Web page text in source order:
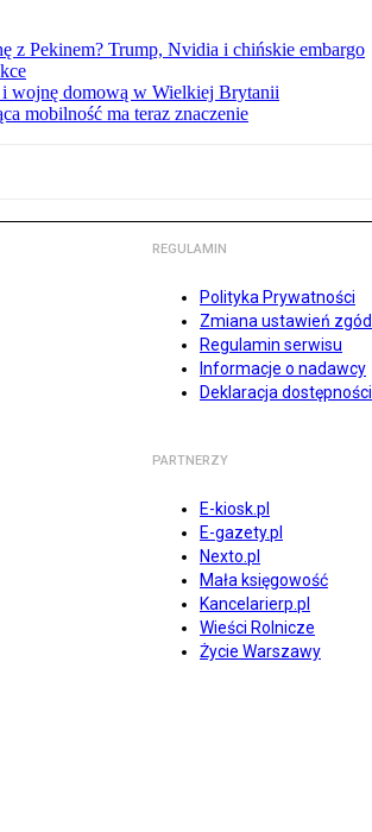
z Pekinem? Trump, Nvidia i chińskie embargo
wojnę domową w Wielkiej Brytanii
mobilność ma teraz znaczenie
REGULAMIN
Polityka Prywatności
Zmiana ustawień zgód
Regulamin serwisu
Informacje o nadawcy
Deklaracja dostępności
PARTNERZY
E-kiosk.pl
E-gazety.pl
Nexto.pl
Mała księgowość
Kancelarierp.pl
Wieści Rolnicze
Życie Warszawy